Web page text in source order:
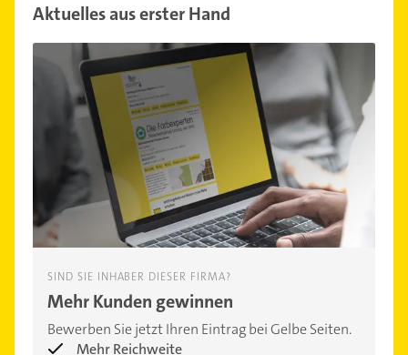
Aktuelles aus erster Hand
SIND SIE INHABER DIESER FIRMA?
Mehr Kunden gewinnen
Bewerben Sie jetzt Ihren Eintrag bei Gelbe Seiten.
Mehr Reichweite